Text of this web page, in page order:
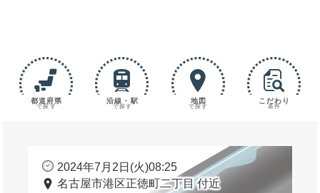
都道府県
で探す
沿線・駅
で探す
地図
で探す
こだわり
条件
2024年7月2日(火)08:25
名古屋市港区正徳町二丁目 付近